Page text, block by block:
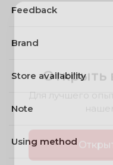
Открыть
Feedback
Brand
Store availability
Note
Using method